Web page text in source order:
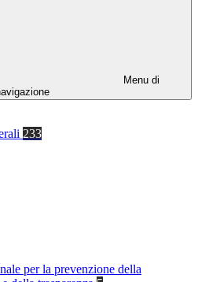
Menu di
233
per la prevenzione della